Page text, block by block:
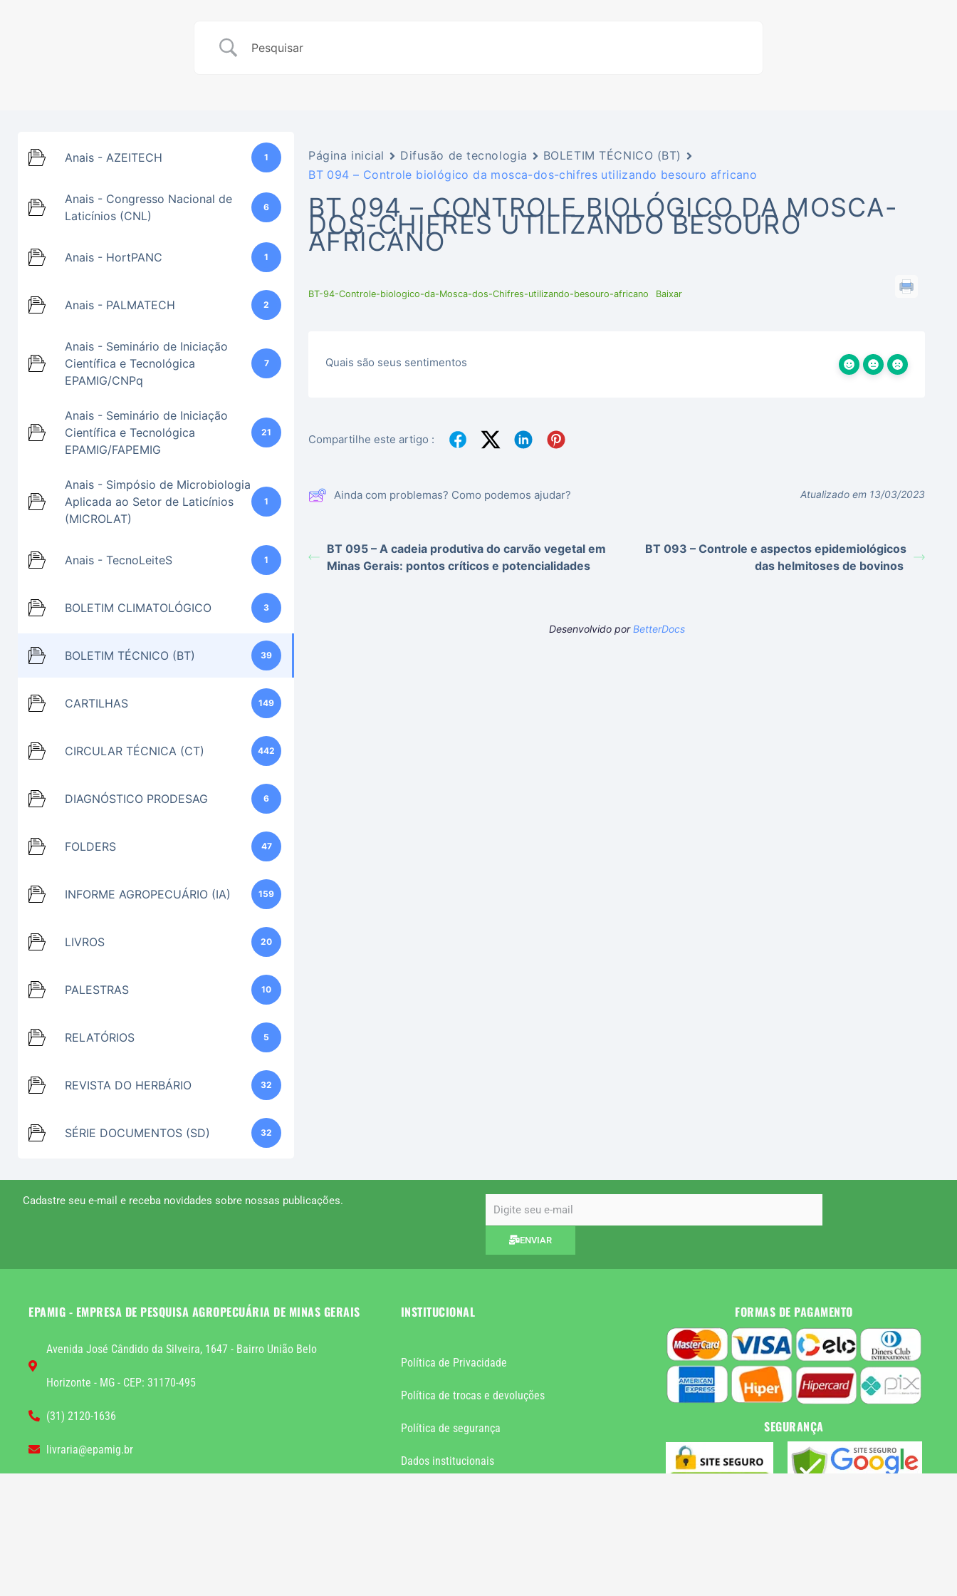
Anais - AZEITECH 1
Anais - Congresso Nacional de
Laticínios (CNL)
6
Anais - HortPANC 1
Anais - PALMATECH 2
Anais - Seminário de Iniciação
Científica e Tecnológica
EPAMIG/CNPq
7
Anais - Seminário de Iniciação
Científica e Tecnológica
EPAMIG/FAPEMIG
21
Anais - Simpósio de Microbiologia
Aplicada ao Setor de Laticínios
(MICROLAT)
1
Anais - TecnoLeiteS 1
BOLETIM CLIMATOLÓGICO 3
BOLETIM TÉCNICO (BT) 39
CARTILHAS 149
CIRCULAR TÉCNICA (CT) 442
DIAGNÓSTICO PRODESAG 6
FOLDERS 47
INFORME AGROPECUÁRIO (IA) 159
LIVROS 20
PALESTRAS 10
RELATÓRIOS 5
REVISTA DO HERBÁRIO 32
SÉRIE DOCUMENTOS (SD) 32
Página inicial Difusão de tecnologia
BOLETIM TÉCNICO (BT)
BT 094 – Controle biológico da mosca-dos-chifres utilizando besouro africano
BT 094 – CONTROLE BIOLÓGICO DA MOSCA-
DOS-CHIFRES UTILIZANDO BESOURO
AFRICANO
BT-94-Controle-biologico-da-Mosca-dos-Chifres-utilizando-besouro-africano Baixar
Quais são seus sentimentos
Compartilhe este artigo :
Ainda com problemas? Como podemos ajudar? Atualizado em 13/03/2023
BT 095 – A cadeia produtiva do carvão vegetal em
Minas Gerais: pontos críticos e potencialidades
BT 093 – Controle e aspectos epidemiológicos
das helmitoses de bovinos
Desenvolvido porBetterDocs
Cadastre seu e-mail e receba novidades sobre nossas publicações.
ENVIAR
EPAMIG - EMPRESA DE PESQUISA AGROPECUÁRIA DE MINAS GERAIS
Avenida José Cândido da Silveira, 1647 - Bairro União Belo
Horizonte - MG - CEP: 31170-495
(31) 2120-1636
livraria@epamig.br
INSTITUCIONAL
Política de Privacidade
Política de trocas e devoluções
Política de segurança
Dados institucionais
FORMAS DE PAGAMENTO
SEGURANÇA